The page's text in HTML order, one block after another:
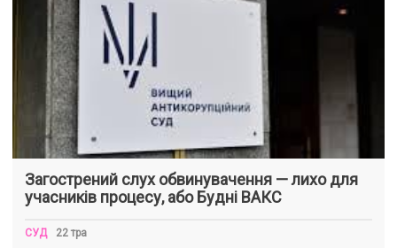
Загострений слух обвинувачення — лихо для
учасників процесу, або Будні ВАКС
СУД 22 тра